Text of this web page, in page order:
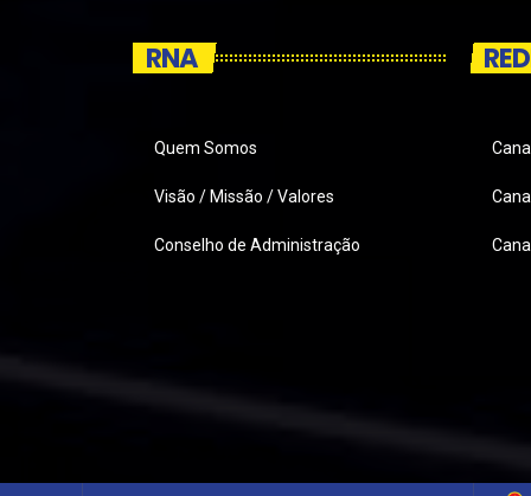
RNA
Quem Somos
Visão / Missão / Valores
Conselho de Administração